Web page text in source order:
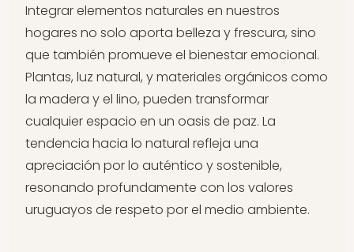
Integrar elementos naturales en nuestros
hogares no solo aporta belleza y frescura, sino
que también promueve el bienestar emocional.
Plantas, luz natural, y materiales orgánicos como
la madera y el lino, pueden transformar
cualquier espacio en un oasis de paz. La
tendencia hacia lo natural refleja una
apreciación por lo auténtico y sostenible,
resonando profundamente con los valores
uruguayos de respeto por el medio ambiente.